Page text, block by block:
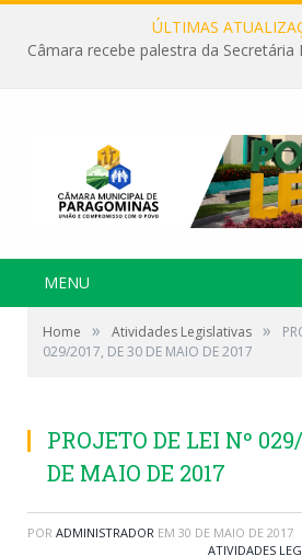
ÚLTIMAS
MENU
Home » Atividades Legislativas »
029/2017, DE 30 DE MAIO DE 2017
PROJETO DE LEI Nº
DE MAIO DE 2017
POR ADMINISTRADOR EM 30 DE MAIO DE 2017
ATIVIDADES